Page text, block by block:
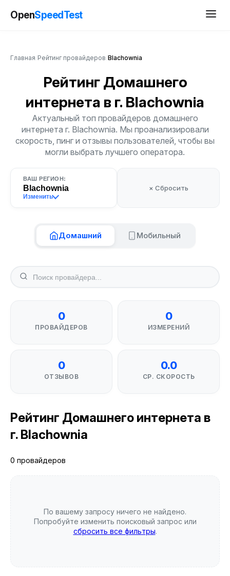
OpenSpeedTest
Главная Рейтинг провайдеров Blachownia
Рейтинг Домашнего
интернета в г. Blachownia
Актуальный топ провайдеров домашнего
интернета г. Blachownia. Мы проанализировали
скорость, пинг и отзывы пользователей, чтобы вы
могли выбрать лучшего оператора.
ВАШ РЕГИОН:
Blachownia
Изменить
× Сбросить
Домашний Мобильный
0
ПРОВАЙДЕРОВ
0
ИЗМЕРЕНИЙ
0
ОТЗЫВОВ
0.0
СР. СКОРОСТЬ
Рейтинг Домашнего интернета в
г. Blachownia
0 провайдеров
По вашему запросу ничего не найдено.
Попробуйте изменить поисковый запрос или
сбросить все фильтры.